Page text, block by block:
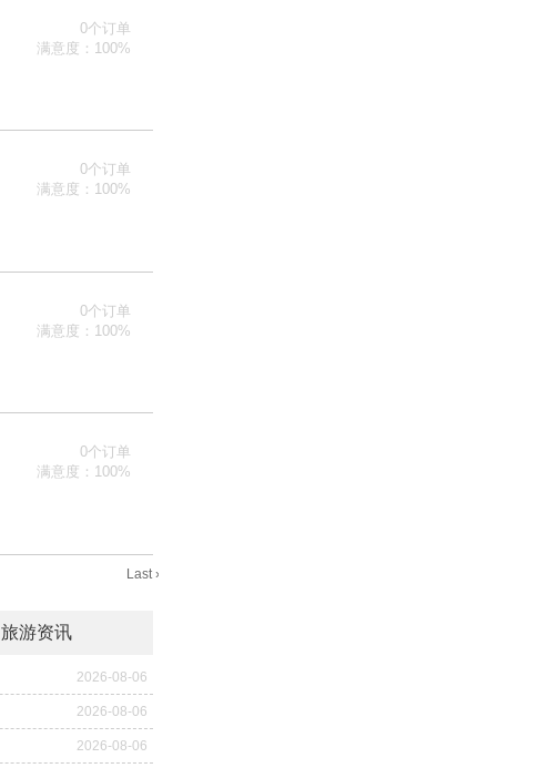
0个订单
满意度：100%
0个订单
满意度：100%
0个订单
满意度：100%
0个订单
满意度：100%
Last ›
旅游资讯
2026-08-06
2026-08-06
2026-08-06